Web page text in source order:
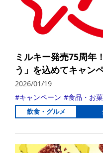
ミルキー発売75周年
う」を込めてキャン
2026/01/19
キャンペーン
食品・お
飲食・グルメ